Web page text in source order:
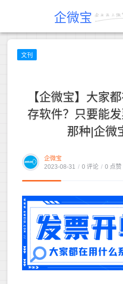
企微宝
文刊
【企微宝】大家
存软件？只要能
那种|企微
企微宝
2023-08-31 / 0 评论 / 0 点赞